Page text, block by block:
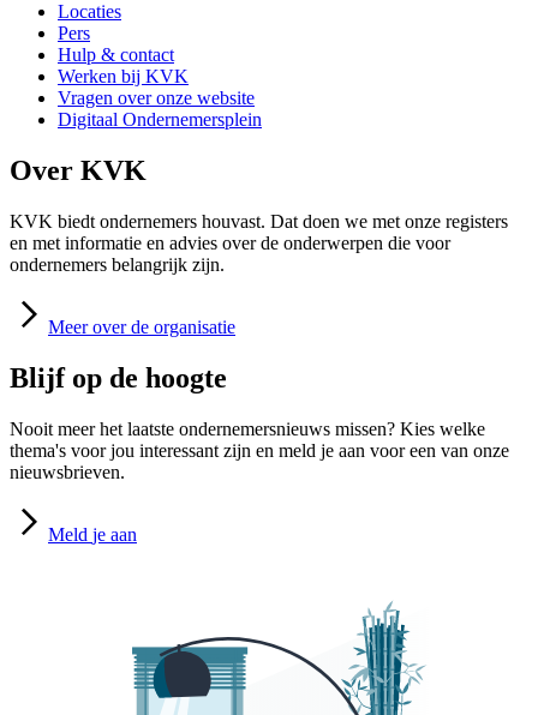
Locaties
Pers
Hulp & contact
Werken bij KVK
Vragen over onze website
Digitaal Ondernemersplein
Over KVK
KVK biedt ondernemers houvast. Dat doen we met onze registers
en met informatie en advies over de onderwerpen die voor
ondernemers belangrijk zijn.
Meer over de organisatie
Blijf op de hoogte
Nooit meer het laatste ondernemersnieuws missen? Kies welke
thema's voor jou interessant zijn en meld je aan voor een van onze
nieuwsbrieven.
Meld je aan